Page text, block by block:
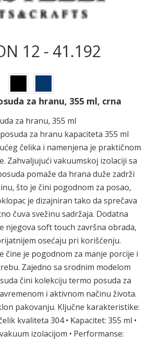
12 - 41.192
za hranu, 355 ml, crna
za hranu, 355 ml
za hranu kapaciteta 355 ml
čelika i namenjena je praktičnom
Zahvaljujući vakuumskoj izolaciji sa
pomaže da hrana duže zadrži
što je čini pogodnom za posao,
je dizajniran tako da sprečava
čuva svežinu sadržaja. Dodatna
njegova soft touch završna obrada,
osećaju pri korišćenju.
čine je pogodnom za manje porcije i
Zajedno sa srodnim modelom
čini kolekciju termo posuda za
i aktivnom načinu života.
pakovanju. Ključne karakteristike:
kvaliteta 304 • Kapacitet: 355 ml •
izolacijom • Performanse: